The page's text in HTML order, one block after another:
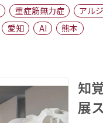
地
重症筋無力症 アル
愛知 AI
熊本
知
展